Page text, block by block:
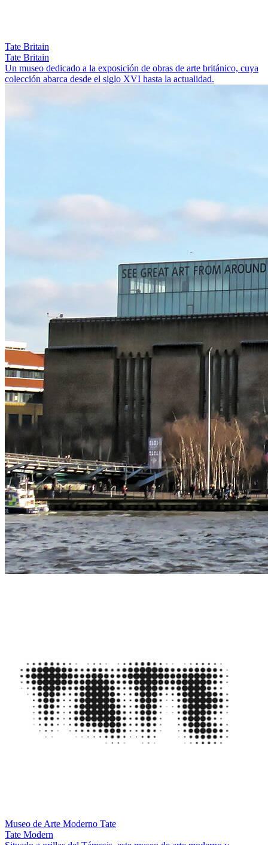
Tate Britain
Tate Britain
Un museo dedicado a la exposición de obras de arte británico, cuya
colección abarca desde el siglo XVI hasta la actualidad.
Museo de Arte Moderno Tate
Tate Modern